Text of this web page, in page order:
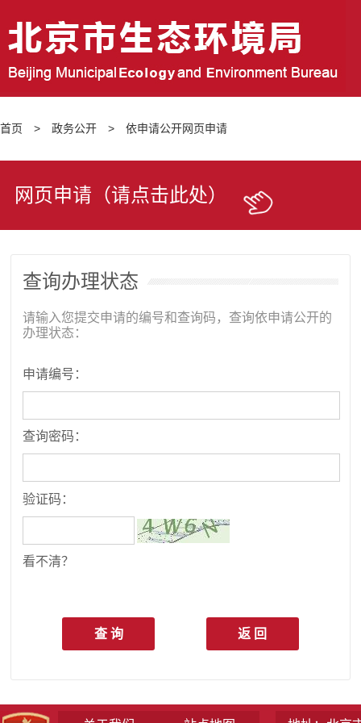
首页 > 政务公开 > 依申请公开网页申请
网页申请（请点击此处）
查询办理状态
请输入您提交申请的编号和查询码，查询依申请公开的
办理状态：
申请编号：
查询密码：
验证码：
看不清？
查 询 返 回